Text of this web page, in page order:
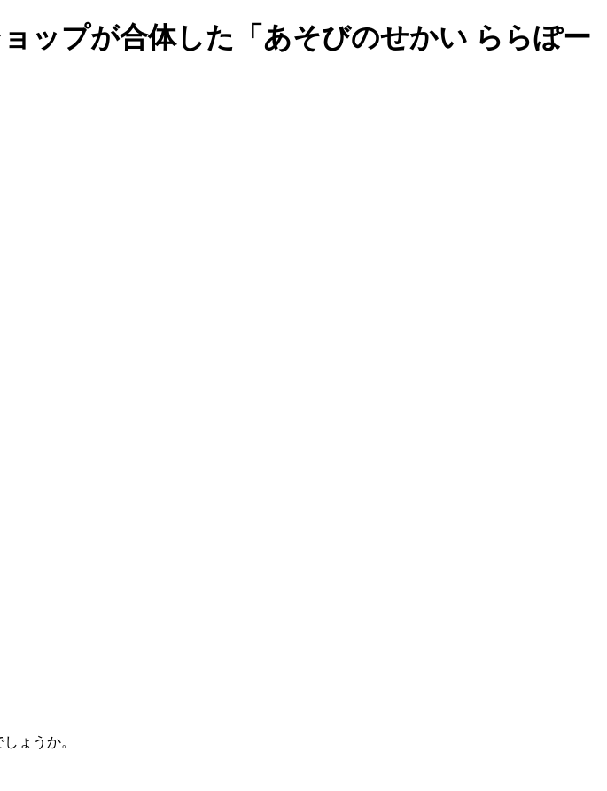
ップが合体した「あそびのせかい ららぽー
ょうか。